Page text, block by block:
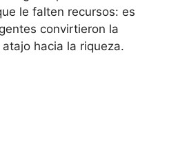
le falten recursos: es
convirtieron la
hacia la riqueza.